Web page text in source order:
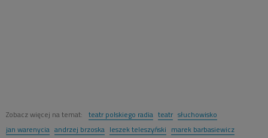
Zobacz więcej na temat: teatr polskiego radia teatr słuchowisko
jan warenycia andrzej brzoska leszek teleszyński marek barbasiewicz